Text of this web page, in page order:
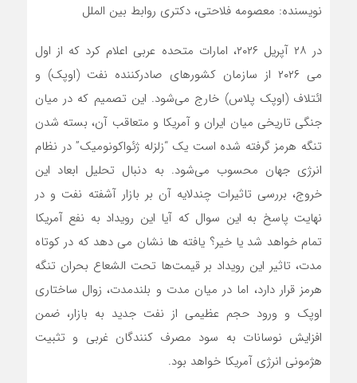
نویسنده: معصومه فلاحتی، دکتری روابط بین الملل
در ۲۸ آپریل ۲۰۲۶، امارات متحده عربی اعلام کرد که از اول
می ۲۰۲۶ از سازمان کشورهای صادرکننده نفت (اوپک) و
ائتلاف (اوپک پلاس) خارج می‌شود. این تصمیم که در میان
جنگی تاریخی میان ایران و آمریکا و متعاقب آن، بسته شدن
تنگه هرمز گرفته شده است یک “زلزله ژئواکونومیک” در نظام
انرژی جهان محسوب می‌شود. به دنبال تحلیل ابعاد این
خروج، بررسی تاثیرات چندلایه آن بر بازار آشفته نفت و در
نهایت پاسخ به این سوال که آیا این رویداد به نفع آمریکا
تمام خواهد شد یا خیر؟ یافته ها نشان می دهد که در کوتاه
مدت، تاثیر این رویداد بر قیمت‌ها تحت الشعاع بحران تنگه
هرمز قرار دارد، اما در میان مدت و بلندمدت، زوال ساختاری
اوپک و ورود حجم عظیمی از نفت جدید به بازار، ضمن
افزایش نوسانات به سود مصرف کنندگان غربی و تثبیت
هژمونی انرژی آمریکا خواهد بود.